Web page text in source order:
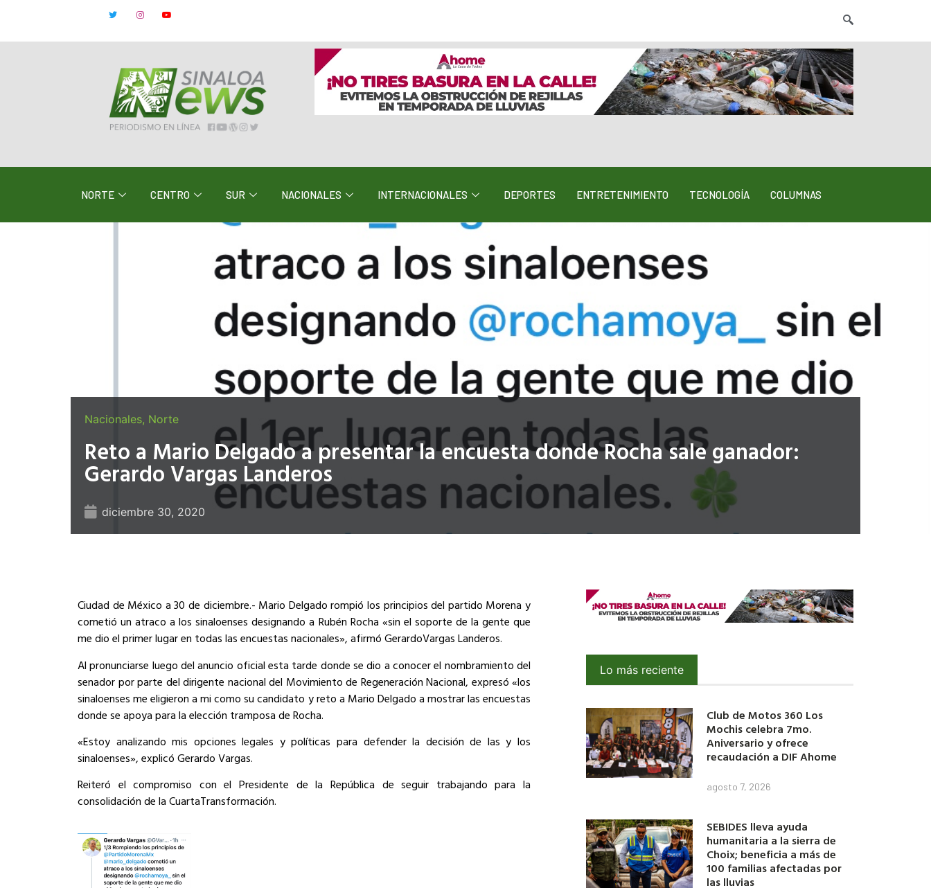
NORTE CENTRO SUR NACIONALES INTERNACIONALES DEPORTES ENTRETENIMIENTO TECNOLOGÍA COLUMNAS
Nacionales, Norte
Reto a Mario Delgado a presentar la encuesta donde Rocha sale ganador:
Gerardo Vargas Landeros
diciembre 30, 2020
Ciudad de México a 30 de diciembre.- Mario Delgado rompió los principios del partido Morena y
cometió un atraco a los sinaloenses designando a Rubén Rocha «sin el soporte de la gente que
me dio el primer lugar en todas las encuestas nacionales», afirmó GerardoVargas Landeros.
Al pronunciarse luego del anuncio oficial esta tarde donde se dio a conocer el nombramiento del
senador por parte del dirigente nacional del Movimiento de Regeneración Nacional, expresó «los
sinaloenses me eligieron a mi como su candidato y reto a Mario Delgado a mostrar las encuestas
donde se apoya para la elección tramposa de Rocha.
«Estoy analizando mis opciones legales y políticas para defender la decisión de las y los
sinaloenses», explicó Gerardo Vargas.
Reiteró el compromiso con el Presidente de la República de seguir trabajando para la
consolidación de la CuartaTransformación.
Lo más reciente
Club de Motos 360 Los
Mochis celebra 7mo.
Aniversario y ofrece
recaudación a DIF Ahome
agosto 7, 2026
SEBIDES lleva ayuda
humanitaria a la sierra de
Choix; beneficia a más de
100 familias afectadas por
las lluvias